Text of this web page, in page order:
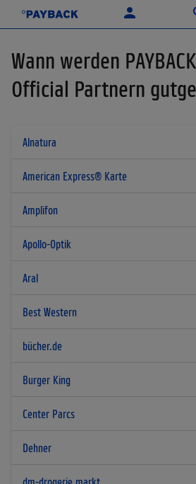
Wann werden
Official Partnern
Alnatura
American Express® Karte
Amplifon
Apollo-Optik
Aral
Best Western
bücher.de
Burger King
Center Parcs
Dehner